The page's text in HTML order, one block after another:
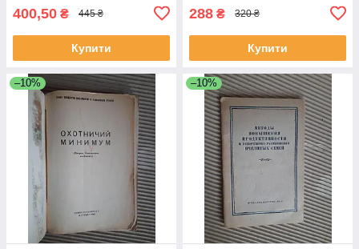
400,50 ₴ 445 ₴
Купити
288 ₴ 320 ₴
Купити
–10% –10%